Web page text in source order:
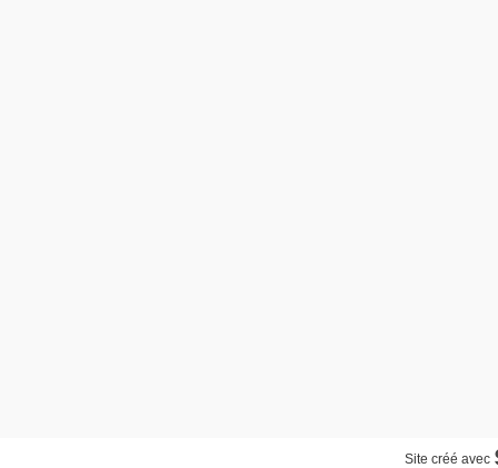
Site créé avec